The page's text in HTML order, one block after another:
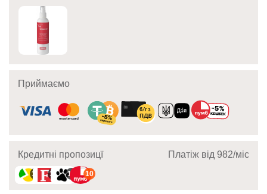
Приймаємо
Кредитні пропозицї Платіж від 982/мic
10 10 10 10